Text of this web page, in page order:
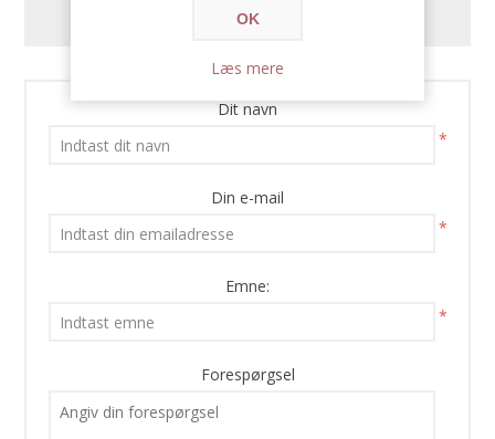
KONTAKT OS
Dit navn
*
Din e-mail
*
Emne:
*
Forespørgsel
OK
Læs mere